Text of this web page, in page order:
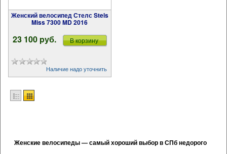
Женский велосипед Стелс Stels
Miss 7300 MD 2016
23 100 pуб. В корзину
Наличие надо уточнить
Женские велосипеды — самый хороший выбор в СПб недорого